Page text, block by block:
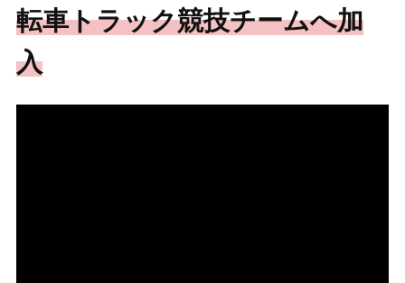
転車トラック競技チームへ加
入